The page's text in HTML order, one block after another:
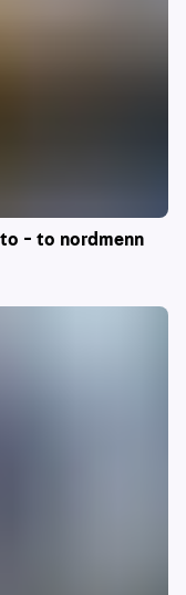
– to nordmenn